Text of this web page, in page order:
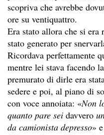
scopriva che avrebbe
ore su ventiquattro.
Era stato allora che si era
stato generato per
Ricordava perfettamente
mentre lei stava facendo
premurato di dirle era
sedere e poi, al piano di
con voce annoiata: «Non
quanto pare sei davvero
da camionista depresso»